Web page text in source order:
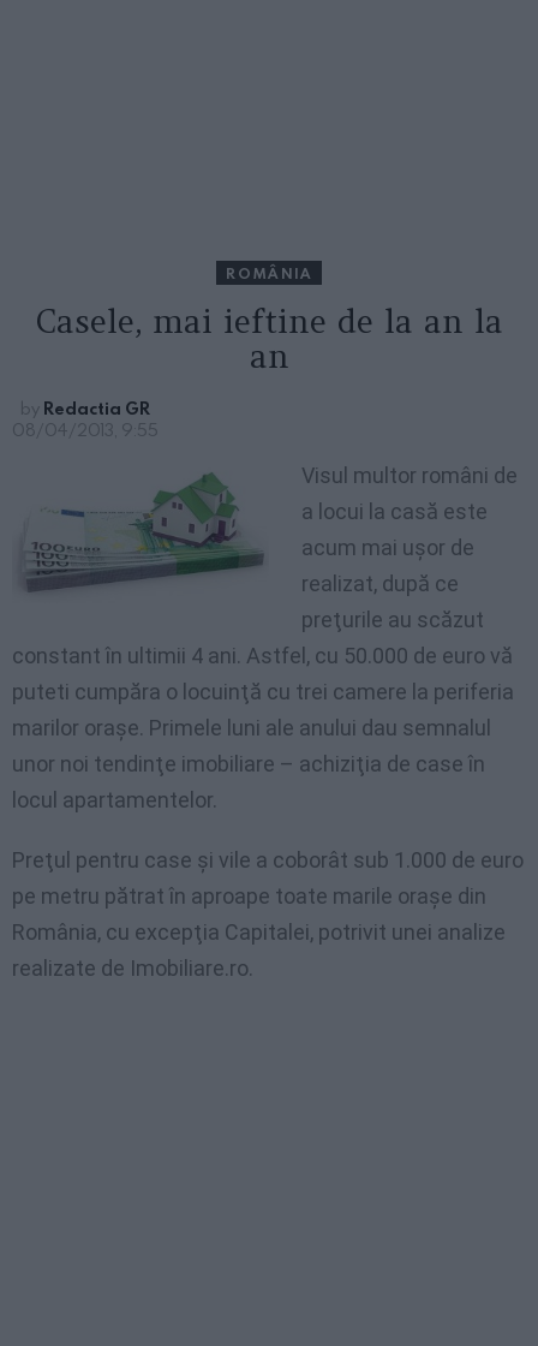
ROMÂNIA
Casele, mai ieftine de la an la
an
by Redactia GR
08/04/2013, 9:55
Visul multor români de
a locui la casă este
acum mai uşor de
realizat, după ce
preţurile au scăzut
constant în ultimii 4 ani. Astfel, cu 50.000 de euro vă
puteti cumpăra o locuinţă cu trei camere la periferia
marilor oraşe. Primele luni ale anului dau semnalul
unor noi tendinţe imobiliare – achiziţia de case în
locul apartamentelor.
Preţul pentru case şi vile a coborât sub 1.000 de euro
pe metru pătrat în aproape toate marile oraşe din
România, cu excepţia Capitalei, potrivit unei analize
realizate de Imobiliare.ro.